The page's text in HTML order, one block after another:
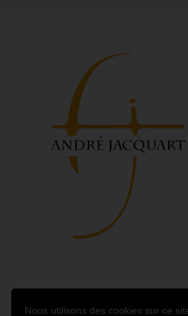
Nous utilisons des cookies sur ce